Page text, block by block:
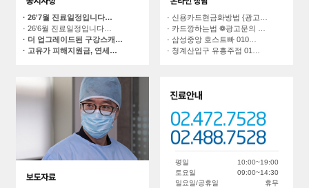
· 26'7월 진료일정입니다…
· 26'6월 진료일정입니다…
· 더 업그레이드된 구강스캐…
· 고유가 피해지원금, 연세…
· 신용카드현금화방법 {광고…
· 카드깡하는법 ❁광고문의 …
· 삼성중앙 호스트빠 010…
· 청계산입구 유흥주점 01…
평일
토요일
일요일/공휴일
10:00~19:00
09:00~14:30
휴무